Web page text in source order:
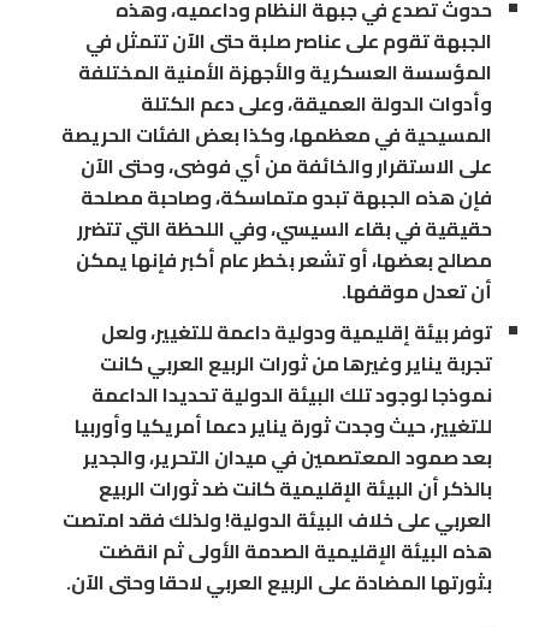
حدوث تصدع في جبهة النظام وداعميه، وهذه
الجبهة تقوم على عناصر صلبة حتى الآن تتمثل في
المؤسسة العسكرية والأجهزة الأمنية المختلفة
وأدوات الدولة العميقة، وعلى دعم الكتلة
المسيحية في معظمها، وكذا بعض الفئات الحريصة
على الاستقرار والخائفة من أي فوضى، وحتى الآن
فإن هذه الجبهة تبدو متماسكة، وصاحبة مصلحة
حقيقية في بقاء السيسي، وفي اللحظة التي تتضرر
مصالح بعضها، أو تشعر بخطر عام أكبر فإنها يمكن
أن تعدل موقفها.
توفر بيئة إقليمية ودولية داعمة للتغيير، ولعل
تجربة يناير وغيرها من ثورات الربيع العربي كانت
نموذجا لوجود تلك البيئة الدولية تحديدا الداعمة
للتغيير، حيث وجدت ثورة يناير دعما أمريكيا وأوربيا
بعد صمود المعتصمين في ميدان التحرير، والجدير
بالذكر أن البيئة الإقليمية كانت ضد ثورات الربيع
العربي على خلاف البيئة الدولية! ولذلك فقد امتصت
هذه البيئة الإقليمية الصدمة الأولى ثم انقضت
بثورتها المضادة على الربيع العربي لاحقا وحتى الآن.